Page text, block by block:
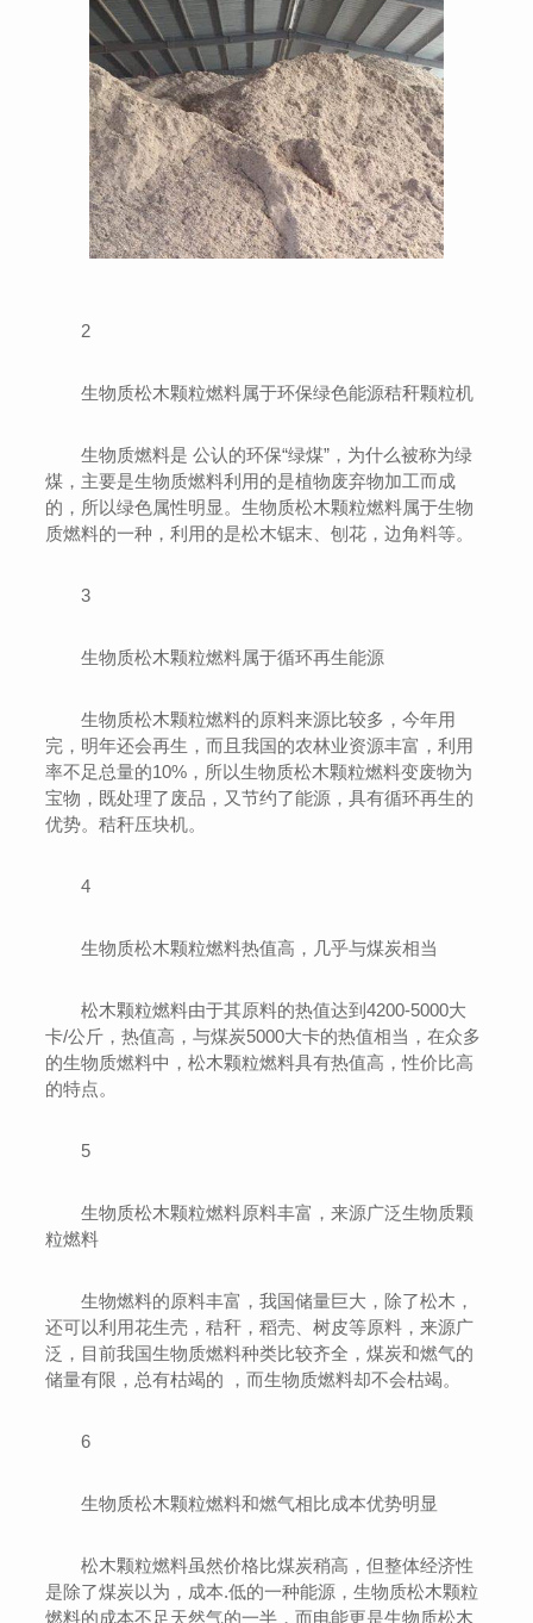
2
生物质松木颗粒燃料属于环保绿色能源秸秆颗粒机
生物质燃料是 公认的环保“绿煤”，为什么被称为绿
煤，主要是生物质燃料利用的是植物废弃物加工而成
的，所以绿色属性明显。生物质松木颗粒燃料属于生物
质燃料的一种，利用的是松木锯末、刨花，边角料等。
3
生物质松木颗粒燃料属于循环再生能源
生物质松木颗粒燃料的原料来源比较多，今年用
完，明年还会再生，而且我国的农林业资源丰富，利用
率不足总量的10%，所以生物质松木颗粒燃料变废物为
宝物，既处理了废品，又节约了能源，具有循环再生的
优势。秸秆压块机。
4
生物质松木颗粒燃料热值高，几乎与煤炭相当
松木颗粒燃料由于其原料的热值达到4200-5000大
卡/公斤，热值高，与煤炭5000大卡的热值相当，在众多
的生物质燃料中，松木颗粒燃料具有热值高，性价比高
的特点。
5
生物质松木颗粒燃料原料丰富，来源广泛生物质颗
粒燃料
生物燃料的原料丰富，我国储量巨大，除了松木，
还可以利用花生壳，秸秆，稻壳、树皮等原料，来源广
泛，目前我国生物质燃料种类比较齐全，煤炭和燃气的
储量有限，总有枯竭的 ，而生物质燃料却不会枯竭。
6
生物质松木颗粒燃料和燃气相比成本优势明显
松木颗粒燃料虽然价格比煤炭稍高，但整体经济性
是除了煤炭以为，成本.低的一种能源，生物质松木颗粒
燃料的成本不足天然气的一半，而电能更是生物质松木